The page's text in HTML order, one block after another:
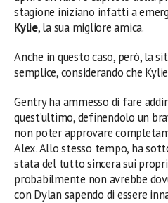
stagione iniziano infatti a
Kylie, la sua migliore amica.
Anche in questo caso, però, la
semplice, considerando che
Gentry ha ammesso di fare
quest’ultimo, definendolo un
non poter approvare
Alex. Allo stesso tempo, ha
stata del tutto sincera sui
probabilmente non avrebbe
con Dylan sapendo di essere